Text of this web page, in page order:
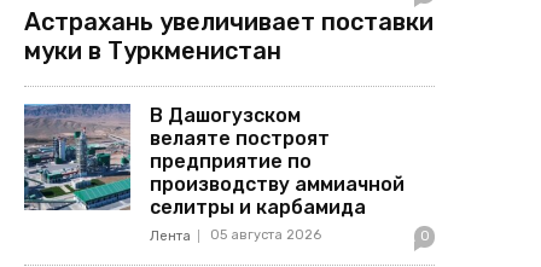
Астрахань увеличивает поставки
муки в Туркменистан
В Дашогузском
велаяте построят
предприятие по
производству аммиачной
селитры и карбамида
Лента 05 августа 2026 0